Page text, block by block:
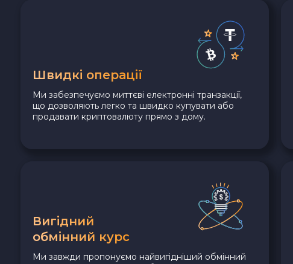
Швидкі операції
Ми забезпечуємо миттєві електронні транзакції,
що дозволяють легко та швидко купувати або
продавати криптовалюту прямо з дому.
Вигідний
обмінний курс
Ми завжди пропонуємо найвигідніший обмінний